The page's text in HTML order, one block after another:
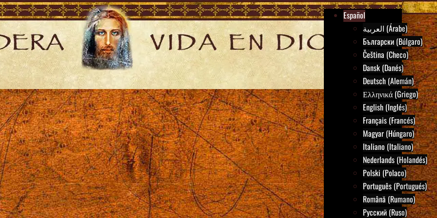
Español
العربية (Árabe)
Български (Búlgaro)
Čeština (Checo)
Dansk (Danés)
Deutsch (Alemán)
Ελληνικά (Griego)
English (Inglés)
Français (Francés)
Magyar (Húngaro)
Italiano (Italiano)
Nederlands (Holandés)
Polski (Polaco)
Português (Portugués)
Română (Rumano)
Русский (Ruso)